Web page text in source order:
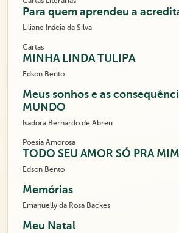
Para quem aprendeu a
Liliane Inácia da Silva
Cartas
MINHA LINDA TULIPA
Edson Bento
Meus sonhos e as
MUNDO
Isadora Bernardo de Abreu
Poesia Amorosa
TODO SEU AMOR SÓ PRA MIM
Edson Bento
Memórias
Emanuelly da Rosa Backes
Meu Natal